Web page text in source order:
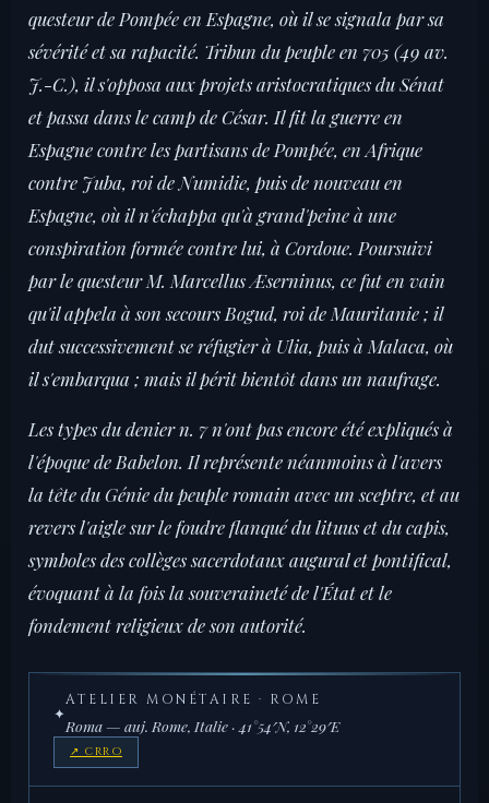
questeur de Pompée en Espagne, où il se signala par sa
sévérité et sa rapacité. Tribun du peuple en 705 (49 av.
J.-C.), il s'opposa aux projets aristocratiques du Sénat
et passa dans le camp de César. Il fit la guerre en
Espagne contre les partisans de Pompée, en Afrique
contre Juba, roi de Numidie, puis de nouveau en
Espagne, où il n'échappa qu'à grand'peine à une
conspiration formée contre lui, à Cordoue. Poursuivi
par le questeur M. Marcellus Æserninus, ce fut en vain
qu'il appela à son secours Bogud, roi de Mauritanie ; il
dut successivement se réfugier à Ulia, puis à Malaca, où
il s'embarqua ; mais il périt bientôt dans un naufrage.
Les types du denier n. 7 n'ont pas encore été expliqués à
l'époque de Babelon. Il représente néanmoins à l'avers
la tête du Génie du peuple romain avec un sceptre, et au
revers l'aigle sur le foudre flanqué du lituus et du capis,
symboles des collèges sacerdotaux augural et pontifical,
évoquant à la fois la souveraineté de l'État et le
fondement religieux de son autorité.
✦
ATELIER MONÉTAIRE · ROME
Roma — auj. Rome, Italie · 41°54′N, 12°29′E
↗ CRRO